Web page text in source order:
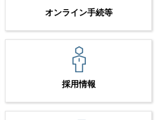
オンライン手続等
採用情報